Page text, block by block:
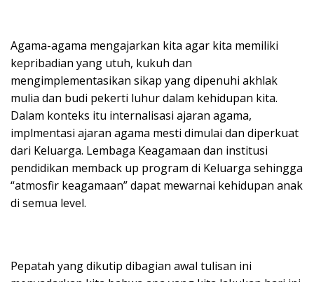
Agama-agama mengajarkan kita agar kita memiliki
kepribadian yang utuh, kukuh dan
mengimplementasikan sikap yang dipenuhi akhlak
mulia dan budi pekerti luhur dalam kehidupan kita.
Dalam konteks itu internalisasi ajaran agama,
implmentasi ajaran agama mesti dimulai dan diperkuat
dari Keluarga. Lembaga Keagamaan dan institusi
pendidikan memback up program di Keluarga sehingga
“atmosfir keagamaan” dapat mewarnai kehidupan anak
di semua level.
Pepatah yang dikutip dibagian awal tulisan ini